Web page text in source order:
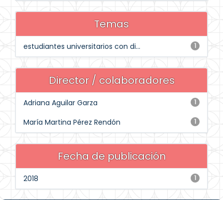
Temas
1
estudiantes universitarios con di...
Director / colaboradores
1
Adriana Aguilar Garza
1
María Martina Pérez Rendón
Fecha de publicación
1
2018